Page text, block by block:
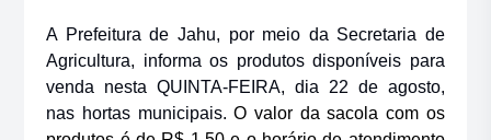
A Prefeitura de Jahu, por meio da Secretaria de
Agricultura, informa os produtos disponíveis para
venda nesta QUINTA-FEIRA, dia 22 de agosto,
nas hortas municipais.O valor da sacola com os